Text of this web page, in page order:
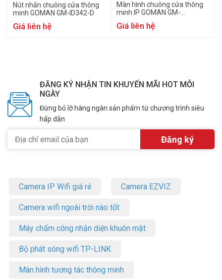
Nút nhấn chuông cửa thông
minh GOMAN GM-ID342-D
Giá liên hệ
Màn hình chuông cửa thông
minh IP GOMAN GM-
Giá liên hệ
ĐĂNG KÝ NHẬN TIN KHUYẾN MÃI HOT MỖI
NGÀY
Đừng bỏ lỡ hàng ngàn sản phẩm từ chương trình siêu
hấp dẫn
Camera IP Wifi giá rẻ Camera EZVIZ
Camera wifi ngoài trời nào tốt
Máy chấm công nhận diện khuôn mặt
Bộ phát sóng wifi TP-LINK
Màn hình tương tác thông minh